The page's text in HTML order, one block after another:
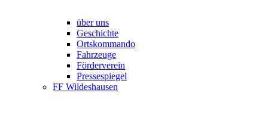
über uns
Geschichte
Ortskommando
Fahrzeuge
Förderverein
Pressespiegel
FF Wildeshausen